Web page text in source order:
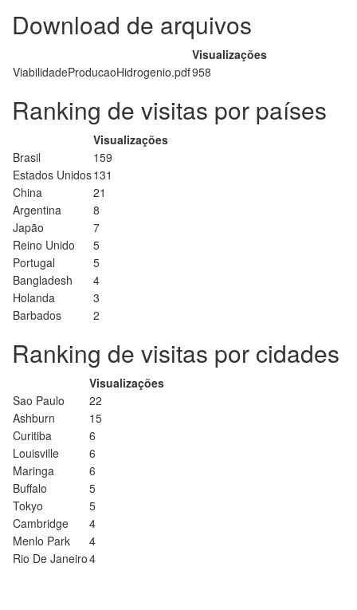
Download de arquivos
Visualizações
ViabilidadeProducaoHidrogenio.pdf958
Ranking de visitas por países
Visualizações
Brasil
159
Estados Unidos131
China
21
Argentina
8
Japão
7
Reino Unido
5
Portugal
5
Bangladesh
4
Holanda
3
Barbados
2
Ranking de visitas por cidades
Visualizações
Sao Paulo
22
Ashburn
15
Curitiba
6
Louisville
6
Maringa
6
Buffalo
5
Tokyo
5
Cambridge
4
Menlo Park
4
Rio De Janeiro4